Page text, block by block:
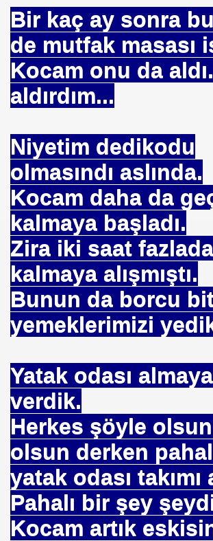
Bir kaç ay sonra
de mutfak masası
Kocam onu da
aldırdım...
Niyetim dedikodu
olmasındı aslında.
Kocam daha da
kalmaya başladı.
Zira iki saat
kalmaya alışmıştı.
Bunun da borcu
yemeklerimizi
Yatak odası
verdik.
Herkes şöyle
olsun derken
yatak odası takımı
Pahalı bir şey
Kocam artık
ARINÇ
İle
EROĞLU
DİNÇER
Oturan TekProf. Maliye Bakanı